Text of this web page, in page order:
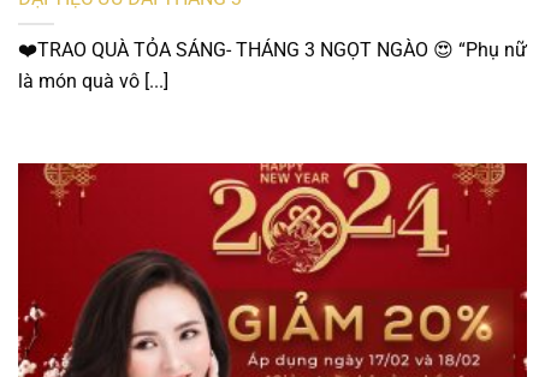
❤️TRAO QUÀ TỎA SÁNG- THÁNG 3 NGỌT NGÀO 😍 “Phụ nữ
là món quà vô [...]